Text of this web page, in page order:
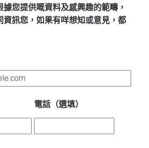
您提供嘅資料及感興趣的範疇，
資訊您，如果有咩想知或意見，都
電話（選填）